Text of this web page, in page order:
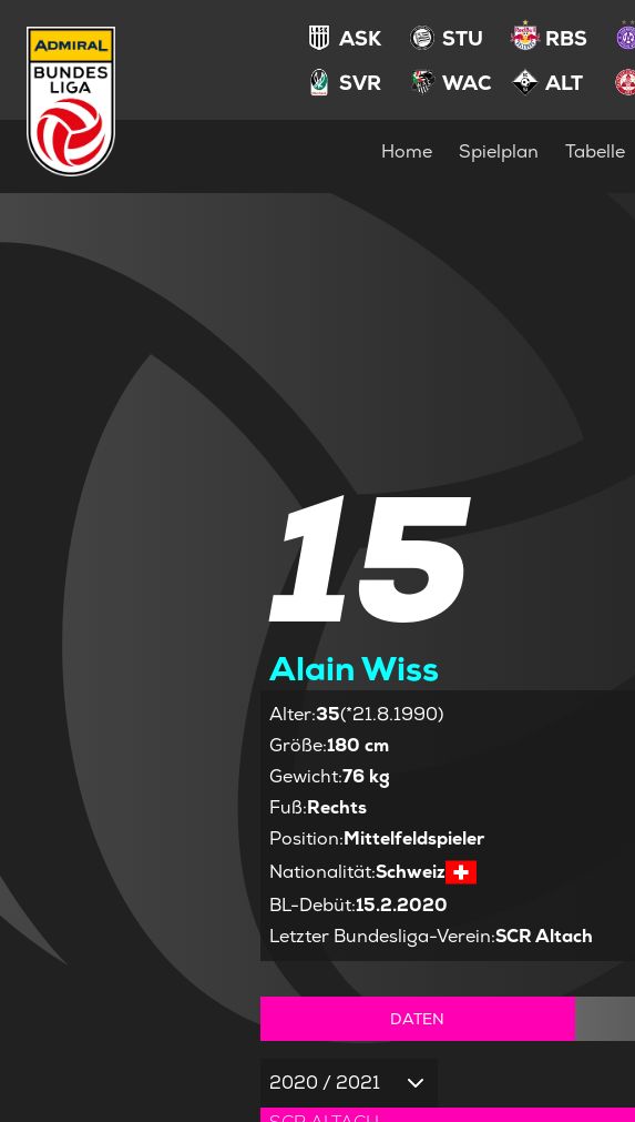
ASK STU RBS
SVR
WAC ALT
Home Spielplan Tabelle
15
Alain Wiss
Alter:35(*21.8.1990)
Größe:180 cm
Gewicht:76 kg
Fuß:Rechts
Position:Mittelfeldspieler
Nationalität:Schweiz
BL-Debüt:15.2.2020
Letzter Bundesliga-Verein:SCR Altach
DATEN
2020 / 2021